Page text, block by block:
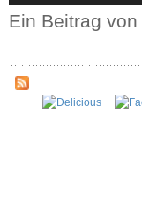
Ein Beitrag von